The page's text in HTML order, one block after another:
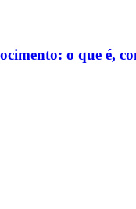
o que é,